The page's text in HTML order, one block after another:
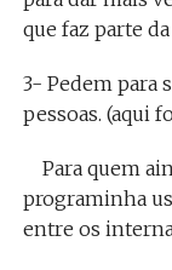
que faz parte
3- Pedem para
pessoas. (aqui
Para quem
programinha
entre os